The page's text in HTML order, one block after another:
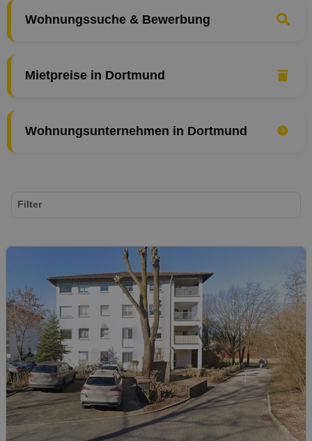
Wohnungssuche & Bewerbung
Mietpreise in Dortmund
Wohnungsunternehmen in Dortmund
1 / 13
Filter